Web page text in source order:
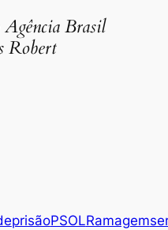
Brasil
Robert
prisãoPSOLRamagem